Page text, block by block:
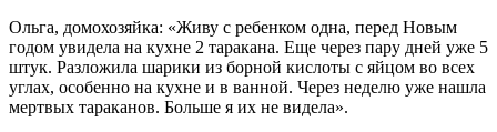
Ольга, домохозяйка: «Живу с ребенком одна, перед Новым
годом увидела на кухне 2 таракана. Еще через пару дней уже 5
штук. Разложила шарики из борной кислоты с яйцом во всех
углах, особенно на кухне и в ванной. Через неделю уже нашла
мертвых тараканов. Больше я их не видела».